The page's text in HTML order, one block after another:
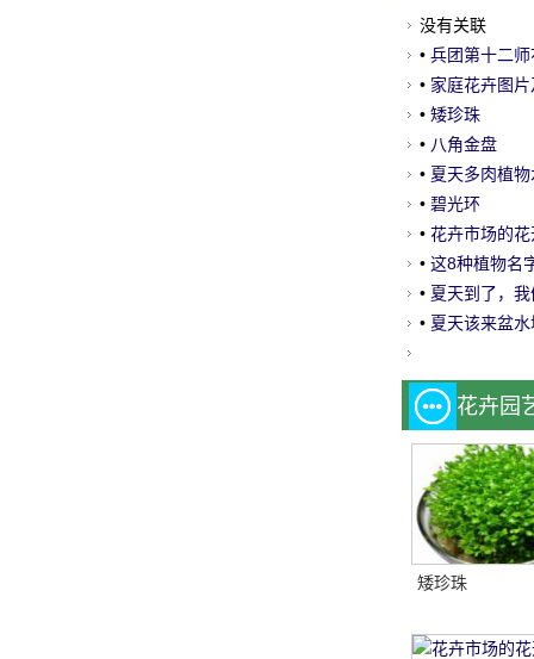
没有关联
• 兵团第十二
• 家庭花卉图
• 矮珍珠
• 八角金盘
• 夏天多肉植
• 碧光环
• 花卉市场的
• 这8种植物名
• 夏天到了，
• 夏天该来盆
花卉园
矮珍珠